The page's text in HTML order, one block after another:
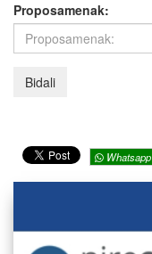
Proposamenak:
Whatsapp